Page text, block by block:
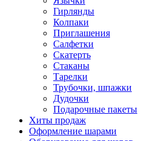
Гирлянды
Колпаки
Приглашения
Салфетки
Скатерть
Стаканы
Тарелки
Трубочки, шпажки
Дудочки
Подарочные пакеты
Хиты продаж
Оформление шарами